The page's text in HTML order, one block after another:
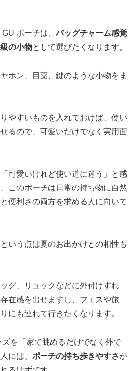
ポーチは、バッグチャーム感覚
の小物として選びたくなります。
ホン、目薬、鍵のような小物をま
やすいものを入れておけば、使い
るので、可愛いだけでなく実用面
可愛いけれど使い道に迷う」と感
このポーチは日常の持ち物に自然
便利さの両方を求める人に向いて
いう点は夏のお出かけとの相性も
グ、リュックなどに外付けすれ
在感を出せますし、フェスや旅
にも連れて行きたくなります。
を「家で眺めるだけでなく外で
には、 ポーチの持ち歩きやすさが